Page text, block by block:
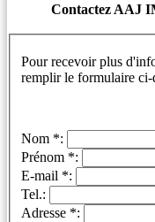
Contactez AAJ
Pour recevoir plus
remplir le formulaire ci-
Nom *:
Prénom *:
E-mail *:
Tel.:
Adresse *: